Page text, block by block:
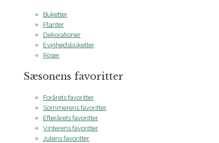
Buketter
Planter
Dekorationer
Evighedsbuketter
Roser
Sæsonens favoritter
Forårets favoritter
Sommerens favoritter
Efterårets favoritter
Vinterens favoritter
Julens favoritter